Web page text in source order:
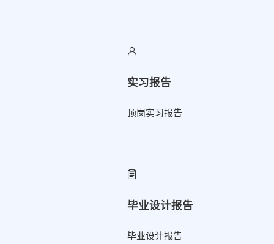
实习报告
顶岗实习报告
毕业设计报告
毕业设计报告